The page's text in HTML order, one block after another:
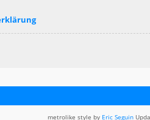
metrolike style by Eric Seguin